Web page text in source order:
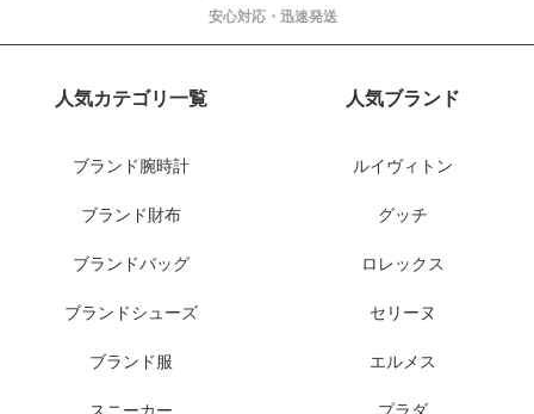
安心対応・迅速発送
人気カテゴリ一覧
ブランド腕時計
ブランド財布
ブランドバッグ
ブランドシューズ
ブランド服
スニーカー
人気ブランド
ルイヴィトン
グッチ
ロレックス
セリーヌ
エルメス
プラダ